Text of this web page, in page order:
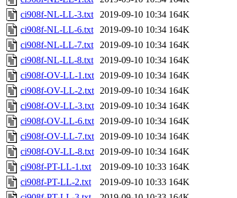
ci908f-NL-LL-3.txt
2019-09-10 10:34 164K
ci908f-NL-LL-6.txt
2019-09-10 10:34 164K
ci908f-NL-LL-7.txt
2019-09-10 10:34 164K
ci908f-NL-LL-8.txt
2019-09-10 10:34 164K
ci908f-OV-LL-1.txt 2019-09-10 10:34 164K
ci908f-OV-LL-2.txt 2019-09-10 10:34 164K
ci908f-OV-LL-3.txt 2019-09-10 10:34 164K
ci908f-OV-LL-6.txt 2019-09-10 10:34 164K
ci908f-OV-LL-7.txt 2019-09-10 10:34 164K
ci908f-OV-LL-8.txt 2019-09-10 10:34 164K
ci908f-PT-LL-1.txt
2019-09-10 10:33 164K
ci908f-PT-LL-2.txt
2019-09-10 10:33 164K